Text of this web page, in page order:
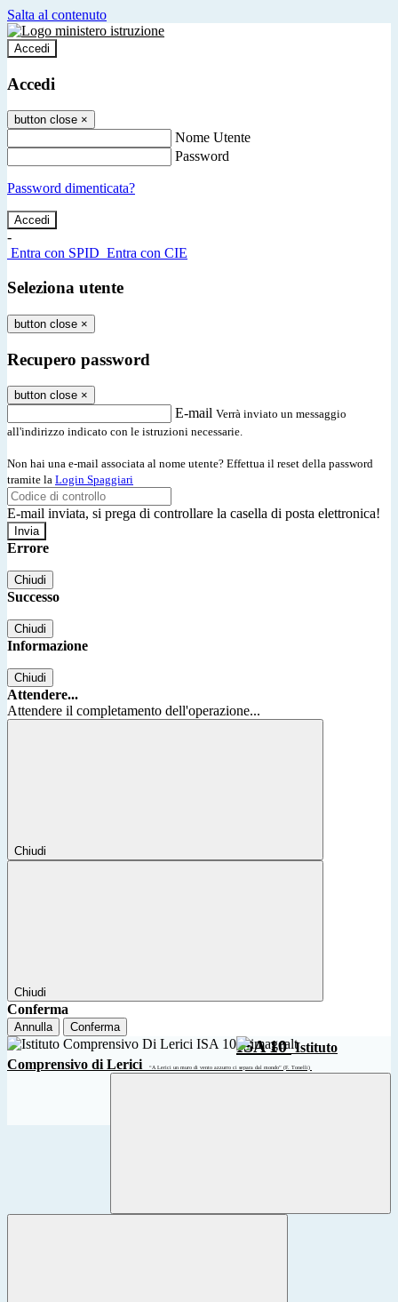
Salta al contenuto
Accedi
Accedi
button close ×
Nome Utente
Password
Password dimenticata?
-
Entra con SPID Entra con CIE
Seleziona utente
button close ×
Recupero password
button close ×
E-mail Verrà inviato un messaggio
all'indirizzo indicato con le istruzioni necessarie.
Non hai una e-mail associata al nome utente? Effettua il reset della password
tramite la Login Spaggiari
E-mail inviata, si prega di controllare la casella di posta elettronica!
Errore
Chiudi
Successo
Chiudi
Informazione
Chiudi
Attendere...
Attendere il completamento dell'operazione...
Chiudi
Chiudi
Conferma
Annulla Conferma
ISA 10 Istituto
Comprensivo di Lerici
“A Lerici un muro di vento azzurro ci separa dal mondo” (F. Tonelli)